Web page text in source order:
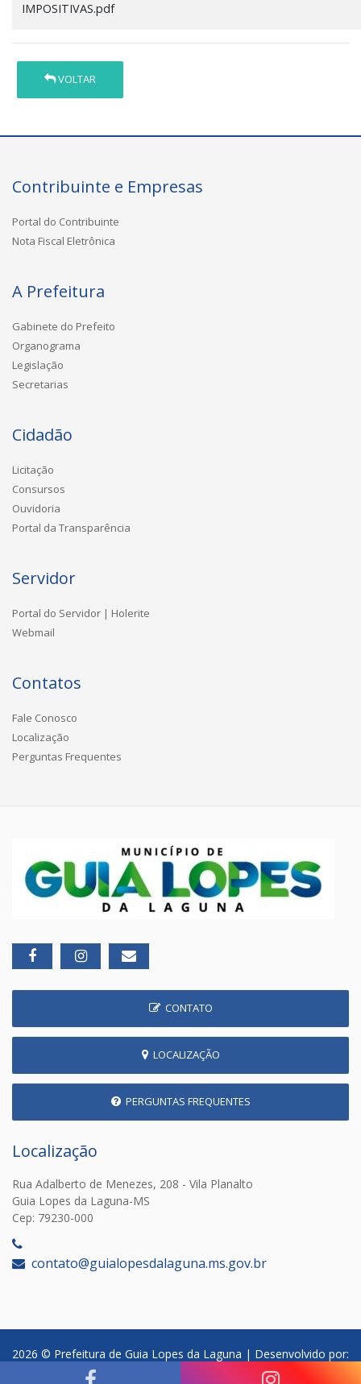
IMPOSITIVAS.pdf
VOLTAR
Contribuinte e Empresas
Portal do Contribuinte
Nota Fiscal Eletrônica
A Prefeitura
Gabinete do Prefeito
Organograma
Legislação
Secretarias
Cidadão
Licitação
Consursos
Ouvidoria
Portal da Transparência
Servidor
Portal do Servidor | Holerite
Webmail
Contatos
Fale Conosco
Localização
Perguntas Frequentes
CONTATO
LOCALIZAÇÃO
PERGUNTAS FREQUENTES
Localização
Rua Adalberto de Menezes, 208 - Vila Planalto
Guia Lopes da Laguna-MS
Cep: 79230-000
contato@guialopesdalaguna.ms.gov.br
2026 © Prefeitura de Guia Lopes da Laguna | Desenvolvido por: